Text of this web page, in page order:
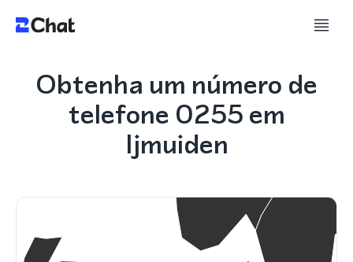
Obtenha um número de
telefone 0255 em
Ijmuiden